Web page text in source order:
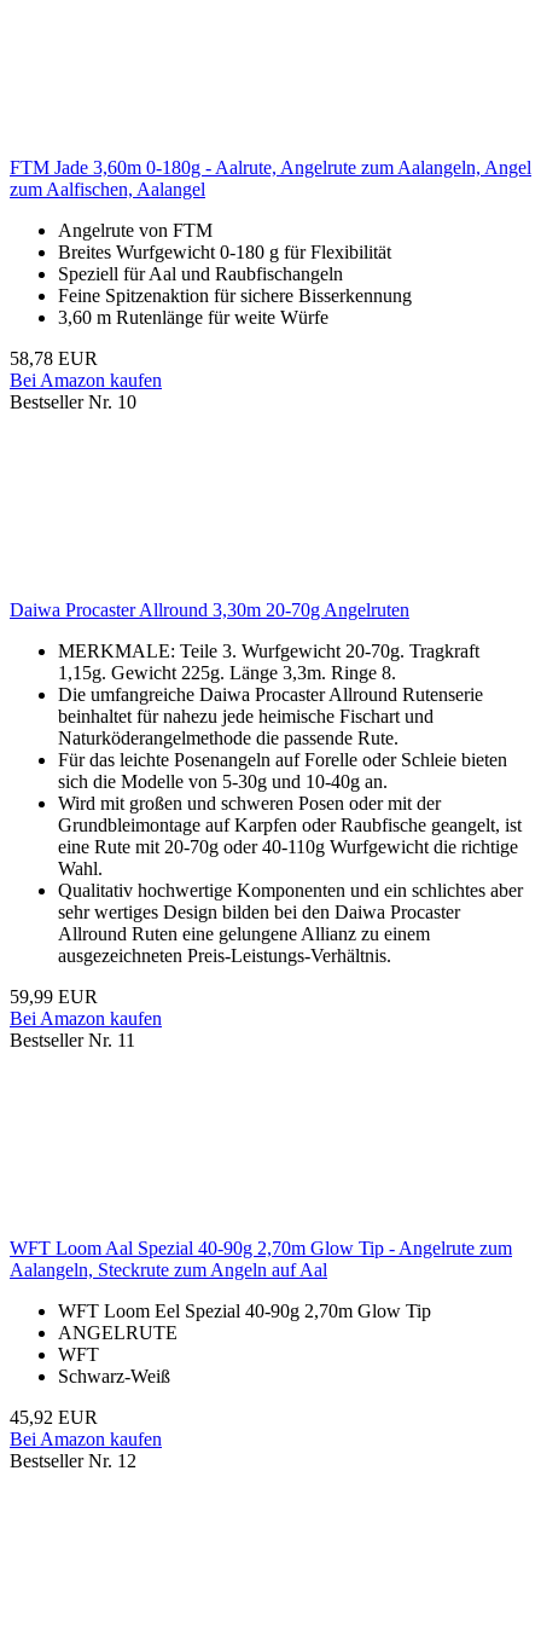
FTM Jade 3,60m 0-180g - Aalrute, Angelrute zum Aalangeln, Angel
zum Aalfischen, Aalangel
Angelrute von FTM
Breites Wurfgewicht 0-180 g für Flexibilität
Speziell für Aal und Raubfischangeln
Feine Spitzenaktion für sichere Bisserkennung
3,60 m Rutenlänge für weite Würfe
58,78 EUR
Bei Amazon kaufen
Bestseller Nr. 10
Daiwa Procaster Allround 3,30m 20-70g Angelruten
MERKMALE: Teile 3. Wurfgewicht 20-70g. Tragkraft
1,15g. Gewicht 225g. Länge 3,3m. Ringe 8.
Die umfangreiche Daiwa Procaster Allround Rutenserie
beinhaltet für nahezu jede heimische Fischart und
Naturköderangelmethode die passende Rute.
Für das leichte Posenangeln auf Forelle oder Schleie bieten
sich die Modelle von 5-30g und 10-40g an.
Wird mit großen und schweren Posen oder mit der
Grundbleimontage auf Karpfen oder Raubfische geangelt, ist
eine Rute mit 20-70g oder 40-110g Wurfgewicht die richtige
Wahl.
Qualitativ hochwertige Komponenten und ein schlichtes aber
sehr wertiges Design bilden bei den Daiwa Procaster
Allround Ruten eine gelungene Allianz zu einem
ausgezeichneten Preis-Leistungs-Verhältnis.
59,99 EUR
Bei Amazon kaufen
Bestseller Nr. 11
WFT Loom Aal Spezial 40-90g 2,70m Glow Tip - Angelrute zum
Aalangeln, Steckrute zum Angeln auf Aal
WFT Loom Eel Spezial 40-90g 2,70m Glow Tip
ANGELRUTE
WFT
Schwarz-Weiß
45,92 EUR
Bei Amazon kaufen
Bestseller Nr. 12